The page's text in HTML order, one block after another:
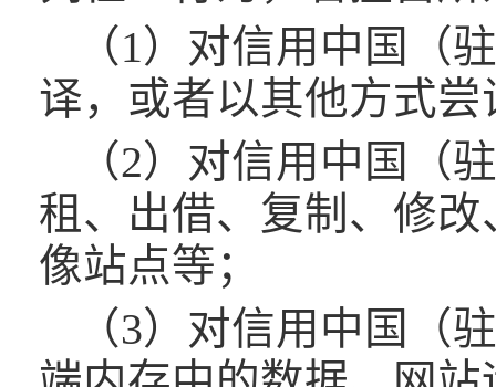
（1）对信用中国（
译，或者以其他方式
（2）对信用中国（
租、出借、复制、修
像站点等；
（3）对信用中国（